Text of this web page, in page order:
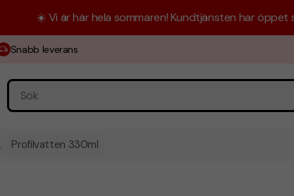
☀️ Vi är här hela sommaren! Kundtjänsten har öppet
Snabb leverans
Profilvatten 330ml